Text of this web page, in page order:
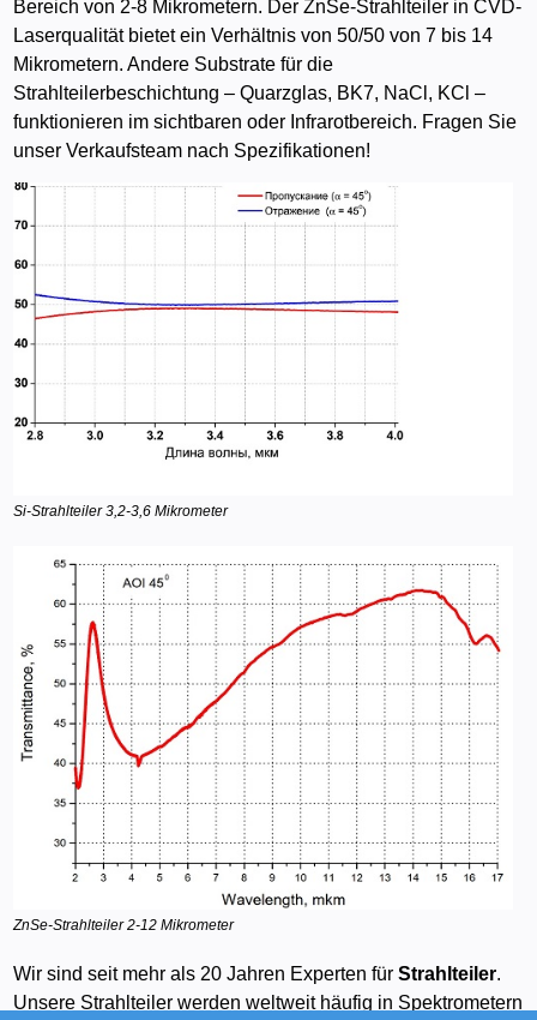
Bereich von 2-8 Mikrometern. Der ZnSe-Strahlteiler in CVD-
Laserqualität bietet ein Verhältnis von 50/50 von 7 bis 14
Mikrometern. Andere Substrate für die
Strahlteilerbeschichtung – Quarzglas, BK7, NaCl, KCl –
funktionieren im sichtbaren oder Infrarotbereich. Fragen Sie
unser Verkaufsteam nach Spezifikationen!
Si-Strahlteiler 3,2-3,6 Mikrometer
ZnSe-Strahlteiler 2-12 Mikrometer
Wir sind seit mehr als 20 Jahren Experten fürStrahlteiler.
Unsere Strahlteiler werden weltweit häufig in Spektrometern